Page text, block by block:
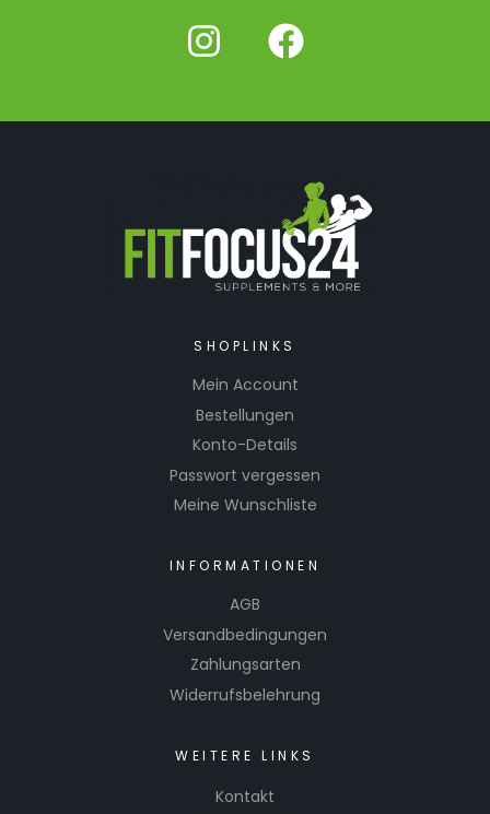
SHOPLINKS
Mein Account
Bestellungen
Konto-Details
Passwort vergessen
Meine Wunschliste
INFORMATIONEN
AGB
Versandbedingungen
Zahlungsarten
Widerrufsbelehrung
WEITERE LINKS
Kontakt